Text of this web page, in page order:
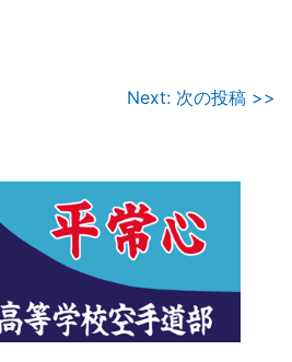
Next: 次の投稿 >>